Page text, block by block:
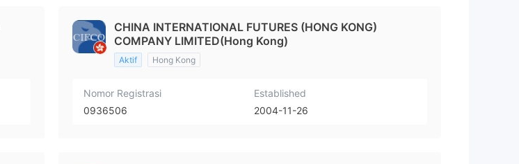
CHINA INTERNATIONAL FUTURES (HONG KONG)
COMPANY LIMITED(Hong Kong)
Aktif Hong Kong
Nomor Registrasi
0936506
Established
2004-11-26